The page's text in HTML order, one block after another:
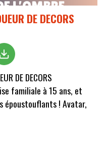
DE DECORS
DE DECORS
familiale à 15 ans, et
époustouflants ! Avatar,